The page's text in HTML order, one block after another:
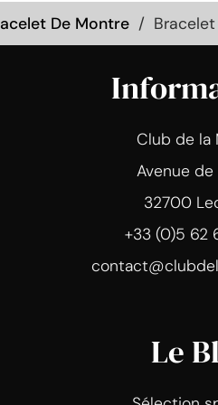
De Montre
Club de la
Avenue de
32700
+33 (0)5 62
Le